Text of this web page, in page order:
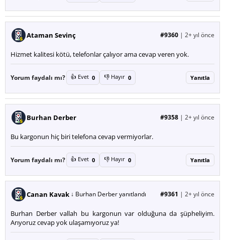
Ataman Sevinç #9360 | 2+ yıl önce
Hizmet kalitesi kötü, telefonlar çalıyor ama cevap veren yok.
Yorum faydalı mı? 👍 Evet 0 👎 Hayır 0 Yanıtla
Burhan Derber #9358 | 2+ yıl önce
Bu kargonun hiç biri telefona cevap vermiyorlar.
Yorum faydalı mı? 👍 Evet 0 👎 Hayır 0 Yanıtla
Canan Kavak ↓ Burhan Derber yanıtlandı #9361 | 2+ yıl önce
Burhan Derber vallah bu kargonun var olduğuna da şüpheliyim.
Arıyoruz cevap yok ulaşamıyoruz ya!